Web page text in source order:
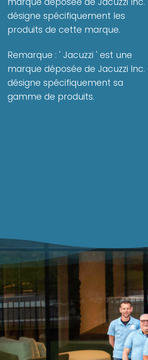
désigne spécifiquement les
produits de cette marque.
Remarque : ' Jacuzzi ' est une
marque déposée de Jacuzzi Inc.
désigne spécifiquement sa
gamme de produits.